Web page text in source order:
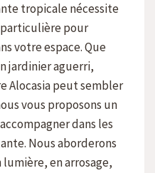
tropicale nécessite
pour
votre espace. Que
jardinier aguerri,
Alocasia peut sembler
vous proposons un
dans les
Nous aborderons
en arrosage,